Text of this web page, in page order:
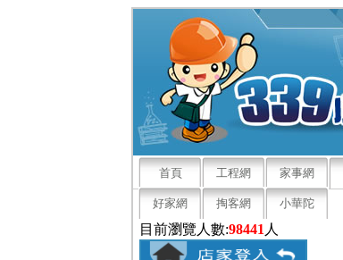
首頁 工程網 家事網
好家網 掏客網 小華陀
目前瀏覽人數:98441 人